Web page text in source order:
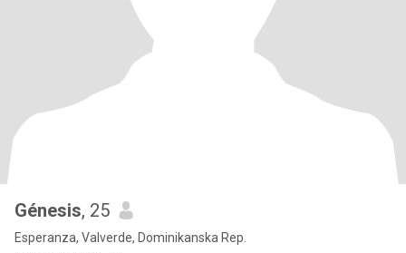
Génesis, 25
Esperanza, Valverde, Dominikanska Rep.